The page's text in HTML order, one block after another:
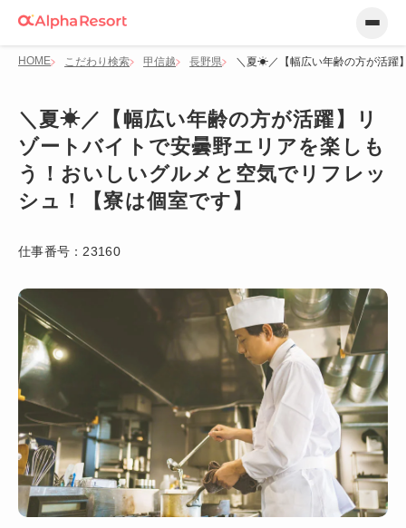
HOME こだわり検索 甲信越 長野県 ＼夏☀／【幅広い年齢の方が活躍
＼夏☀／【幅広い年齢の方が活躍】リ
ゾートバイトで安曇野エリアを楽しも
う！おいしいグルメと空気でリフレッ
シュ！【寮は個室です】
仕事番号： 23160